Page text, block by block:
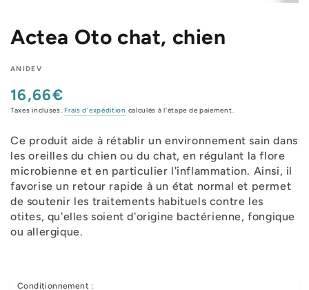
Actea Oto chat, chien
ANIDEV
Prix
normal
16,66€
Taxes incluses. Frais d'expédition calculés à l'étape de paiement.
Ce produit aide à rétablir un environnement sain dans
les oreilles du chien ou du chat, en régulant la flore
microbienne et en particulier l'inflammation. Ainsi, il
favorise un retour rapide à un état normal et permet
de soutenir les traitements habituels contre les
otites, qu'elles soient d'origine bactérienne, fongique
ou allergique.
Conditionnement :